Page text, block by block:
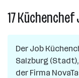
17Küchenchef
Der Job
Salzburg
der Firma